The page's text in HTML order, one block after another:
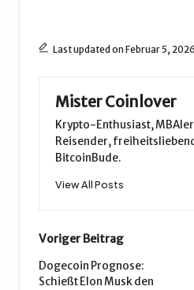
Last updated on Februar 5, 2026
Mister Coinlover
Krypto-Enthusiast,
Reisender,
BitcoinBude.
View All Posts
Post
navigation
Voriger Beitrag
Dogecoin Prognose:
Schießt Elon Musk den